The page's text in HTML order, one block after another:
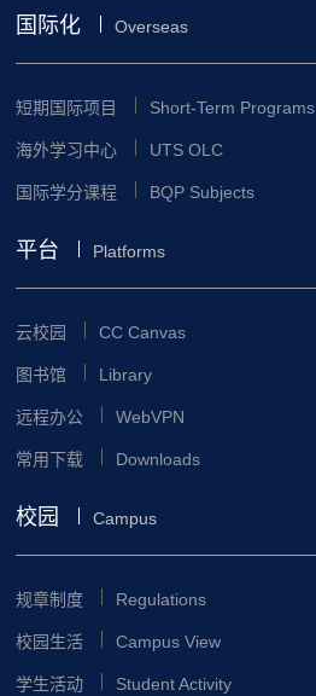
国际化 Overseas
短期国际项目 Short-Term Programs
海外学习中心 UTS OLC
国际学分课程 BQP Subjects
平台 Platforms
云校园 CC Canvas
图书馆 Library
远程办公 WebVPN
常用下载 Downloads
校园 Campus
规章制度 Regulations
校园生活 Campus View
学生活动 Student Activity